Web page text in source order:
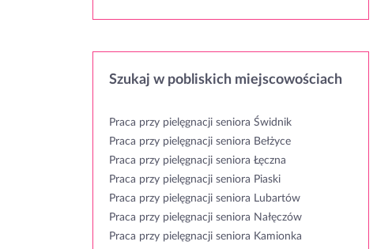
Szukaj w pobliskich miejscowościach
Praca przy pielęgnacji seniora Świdnik
Praca przy pielęgnacji seniora Bełżyce
Praca przy pielęgnacji seniora Łęczna
Praca przy pielęgnacji seniora Piaski
Praca przy pielęgnacji seniora Lubartów
Praca przy pielęgnacji seniora Nałęczów
Praca przy pielęgnacji seniora Kamionka